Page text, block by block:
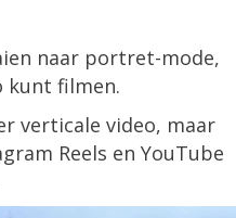
naar portret-mode,
kunt filmen.
verticale video, maar
Reels en YouTube